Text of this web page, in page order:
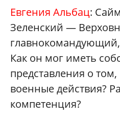
Евгения Альбац:
Зеленский —
Как он мог иметь
представления о
военные действия?
компетенция?